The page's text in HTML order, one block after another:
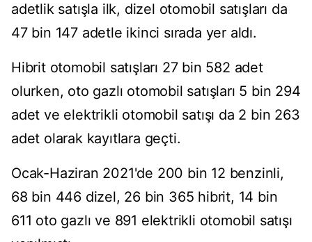
adetlik satışla ilk, dizel otomobil satışları da
47 bin 147 adetle ikinci sırada yer aldı.
Hibrit otomobil satışları 27 bin 582 adet
olurken, oto gazlı otomobil satışları 5 bin 294
adet ve elektrikli otomobil satışı da 2 bin 263
adet olarak kayıtlara geçti.
Ocak-Haziran 2021'de 200 bin 12 benzinli,
68 bin 446 dizel, 26 bin 365 hibrit, 14 bin
611 oto gazlı ve 891 elektrikli otomobil satışı